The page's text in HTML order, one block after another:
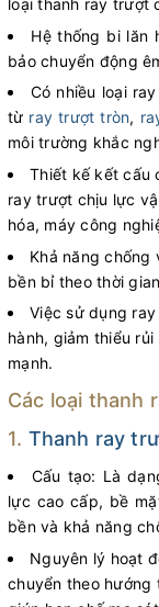
loại thanh ray trượt
Hệ thống bi lăn
bảo chuyển động
Có nhiều loại
từ ray trượt tròn,
môi trường khắc
Thiết kế kết cấu
ray trượt chịu lực
hóa, máy công
Khả năng chống
bền bỉ theo thời
Việc sử dụng
hành, giảm thiểu
mạnh.
Các loại thanh
1. Thanh ray
Cấu tạo: Là
lực cao cấp, bề
bền và khả năng
Nguyên lý hoạt
chuyển theo hướng